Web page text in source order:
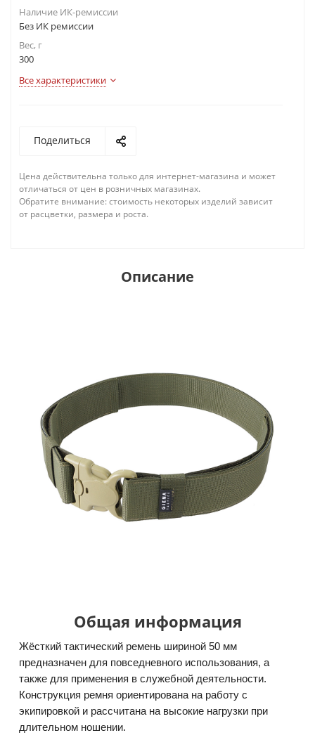
Наличие ИК-ремиссии
Без ИК ремиссии
Вес, г
300
Все характеристики
Поделиться
Цена действительна только для интернет-магазина и может
отличаться от цен в розничных магазинах.
Обратите внимание: стоимость некоторых изделий зависит
от расцветки, размера и роста.
Описание
Общая информация
Жёсткий тактический ремень шириной 50 мм
предназначен для повседневного использования, а
также для применения в служебной деятельности.
Конструкция ремня ориентирована на работу с
экипировкой и рассчитана на высокие нагрузки при
длительном ношении.